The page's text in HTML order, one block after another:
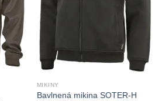
MIKINY
Bavlnená mikina SOTER-H